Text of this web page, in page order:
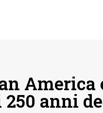
anni